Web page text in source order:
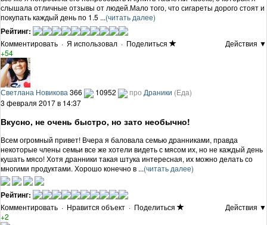
слышала отличные отзывы от людей.Мало того, что сигареты дорого стоят и
покупать каждый день по 1.5 ...(читать далее)
Рейтинг:
Комментировать · Я использовал · Поделиться
Действия ▼
+54
Светлана Новикова 366 10952 про Драники (Еда)
3 февраля 2017 в 14:37
Вкусно, не очень быстро, но зато необычно!
Всем огромный привет! Вчера я баловала семью дранниками, правда
некоторые члены семьи все же хотели видеть с мясом их, но не каждый день
кушать мясо! Хотя дранники такая штука интересная, их можно делать со
многими продуктами. Хорошо конечно в ...(читать далее)
Рейтинг:
Комментировать · Нравится объект · Поделиться
Действия ▼
+2